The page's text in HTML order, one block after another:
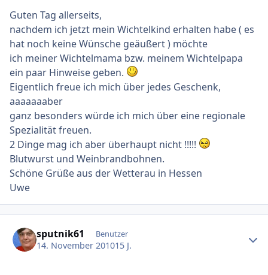
Guten Tag allerseits,
nachdem ich jetzt mein Wichtelkind erhalten habe ( es
hat noch keine Wünsche geäußert ) möchte
ich meiner Wichtelmama bzw. meinem Wichtelpapa
ein paar Hinweise geben.
Eigentlich freue ich mich über jedes Geschenk,
aaaaaaaber
ganz besonders würde ich mich über eine regionale
Spezialität freuen.
2 Dinge mag ich aber überhaupt nicht !!!!!
Blutwurst und Weinbrandbohnen.
Schöne Grüße aus der Wetterau in Hessen
Uwe
sputnik61 Benutzer
14. November 201015 J.